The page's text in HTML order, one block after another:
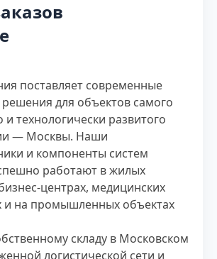
поставляет современные
для объектов самого
технологически развитого
— Москвы. Наши
и компоненты систем
работают в жилых
центрах, медицинских
и на промышленных объектах
складу в Московском
логистической сети и